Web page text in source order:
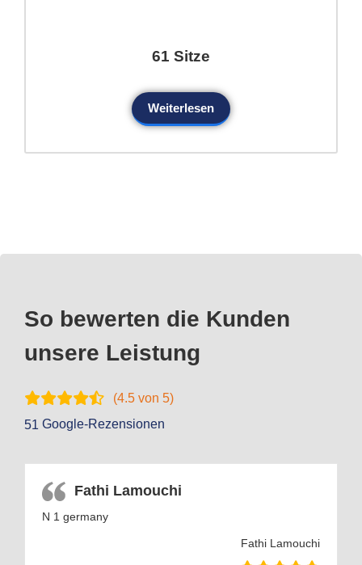
61 Sitze
Weiterlesen
So bewerten die Kunden
unsere Leistung
(4.5 von 5)
51 Google-Rezensionen
Fathi Lamouchi
N 1 germany
Fathi Lamouchi